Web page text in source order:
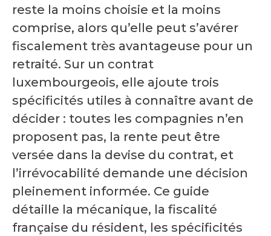
reste la moins choisie et la moins
comprise, alors qu’elle peut s’avérer
fiscalement très avantageuse pour un
retraité. Sur un contrat
luxembourgeois, elle ajoute trois
spécificités utiles à connaître avant de
décider : toutes les compagnies n’en
proposent pas, la rente peut être
versée dans la devise du contrat, et
l’irrévocabilité demande une décision
pleinement informée. Ce guide
détaille la mécanique, la fiscalité
française du résident, les spécificités